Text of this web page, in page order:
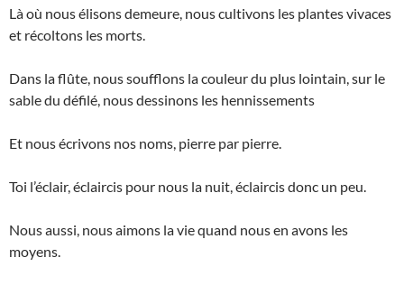
Là où nous élisons demeure, nous cultivons les plantes vivaces
et récoltons les morts.
Dans la flûte, nous soufflons la couleur du plus lointain, sur le
sable du défilé, nous dessinons les hennissements
Et nous écrivons nos noms, pierre par pierre.
Toi l’éclair, éclaircis pour nous la nuit, éclaircis donc un peu.
Nous aussi, nous aimons la vie quand nous en avons les
moyens.